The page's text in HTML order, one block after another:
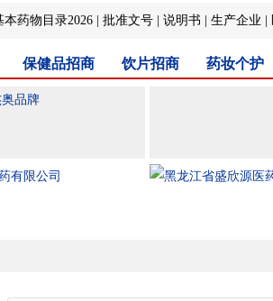
本药物目录2026 批准文号 说明书 生产企业
保健品招商 饮片招商 药妆个护